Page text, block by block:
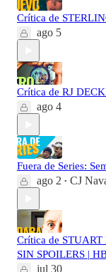
Crítica de
ago 5
Crítica de RJ
ago 4
Fuera de Series:
ago 2 • CJ
Crítica de
SIN SPOILERS |
jul 30